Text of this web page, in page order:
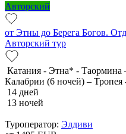
Авторский
от Этны до Берега Богов.
Авторский тур
Катания - Этна* - Таормина
Калабрии (6 ночей) –
14 дней
13 ночей
Туроператор: Элдиви